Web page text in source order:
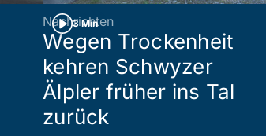
3 Min
Nachrichten
Wegen Trockenheit
kehren Schwyzer
Älpler früher ins Tal
zurück